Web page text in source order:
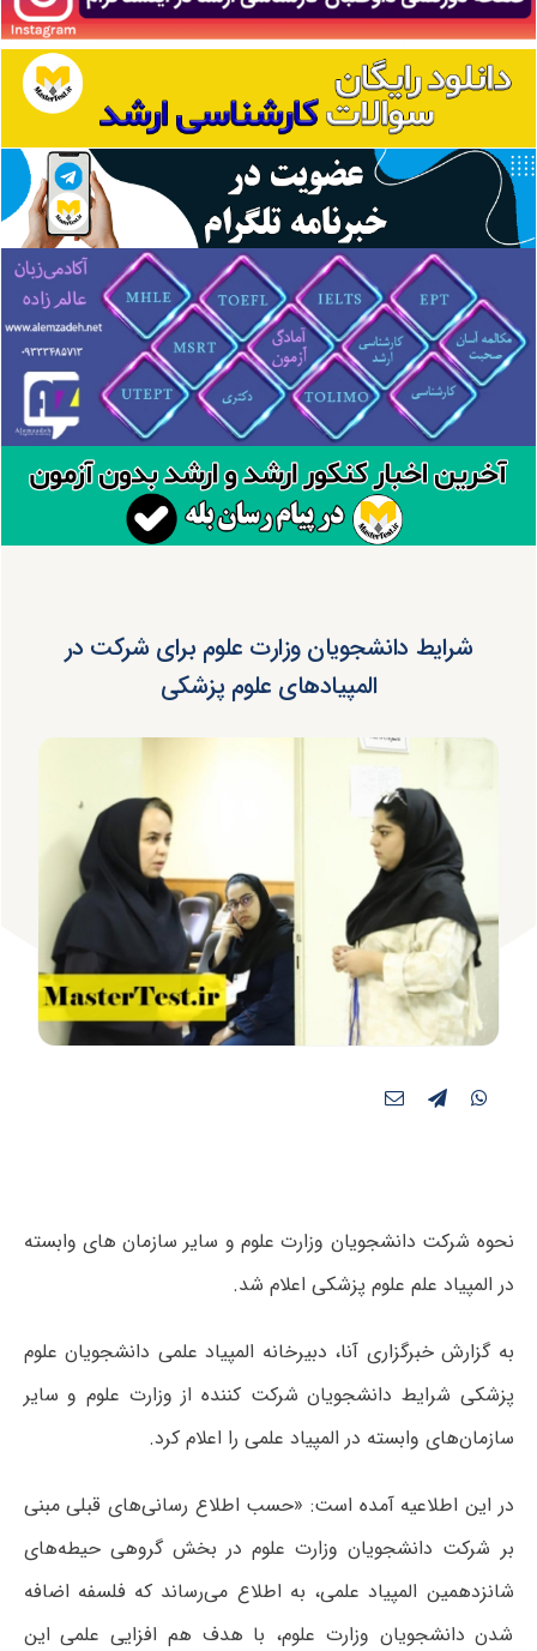
شرایط دانشجویان وزارت علوم برای شرکت در
المپیادهای علوم پزشکی
نحوه شرکت دانشجویان وزارت علوم و سایر سازمان های وابسته
در المپیاد علم علوم پزشکی اعلام شد.
به گزارش خبرگزاری آنا، دبیرخانه المپیاد علمی دانشجویان علوم
پزشکی شرایط دانشجویان شرکت کننده از وزارت علوم و سایر
سازمان‌های وابسته در المپیاد علمی را اعلام کرد.
در این اطلاعیه آمده است: «حسب اطلاع رسانی‌های قبلی مبنی
بر شرکت دانشجویان وزارت علوم در بخش گروهی حیطه‌های
شانزدهمین المپیاد علمی، به اطلاع می‌رساند که فلسفه اضافه
شدن دانشجویان وزارت علوم، با هدف هم افزایی علمی این